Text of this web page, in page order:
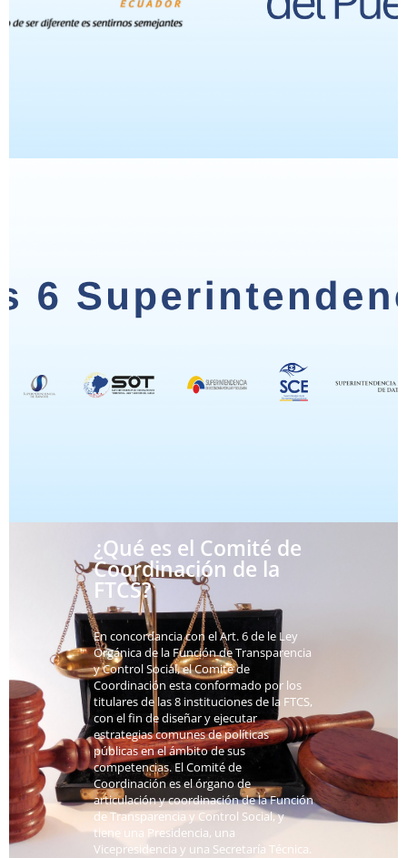
¿Qué es el Comité de
Coordinación de la
FTCS?
En concordancia con el Art. 6 de le Ley
Orgánica de la Función de Transparencia
y Control Social, el Comité de
Coordinación esta conformado por los
titulares de las 8 instituciones de la FTCS,
con el fin de diseñar y ejecutar
estrategias comunes de políticas
públicas en el ámbito de sus
competencias. El Comité de
Coordinación es el órgano de
articulación y coordinación de la Función
de Transparencia y Control Social, y
tiene una Presidencia, una
Vicepresidencia y una Secretaría Técnica.